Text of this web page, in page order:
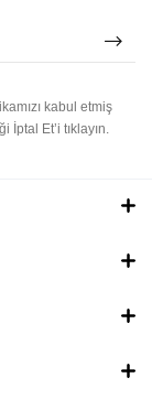
kabul etmiş
İptal Et’i tıklayın.